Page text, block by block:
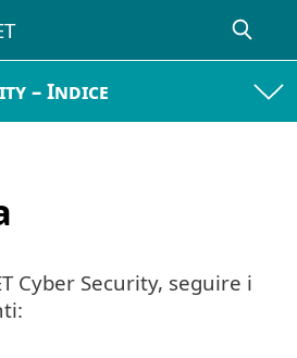
– Indice
Cyber Security, seguire i